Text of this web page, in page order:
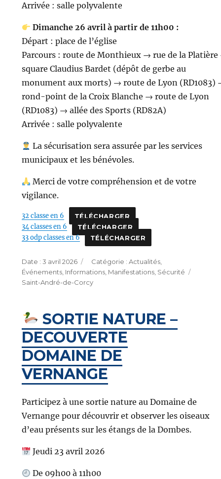
Arrivée : salle polyvalente
Dimanche 26 avril à partir de 11h00 :
Départ : place de l’église
Parcours : route de Monthieux → rue de la
square Claudius Bardet (dépôt de gerbe au
monument aux morts) → route de Lyon (RD1083)
rond-point de la Croix Blanche → route de Lyon
(RD1083) → allée des Sports (RD82A)
Arrivée : salle polyvalente
La sécurisation sera assurée par les services
municipaux et les bénévoles.
Merci de votre compréhension et de votre
vigilance.
32 classe en 6 TÉLÉCHARGER
34 classes en 6 TÉLÉCHARGER
33 odp classes en 6 TÉLÉCHARGER
Publié
le
3 avril 2026 Catégories
Actualités,
Événements, Informations, Manifestations, Sécurité
Saint-André-de-Corcy
SORTIE NATURE –
DECOUVERTE
DOMAINE DE
VERNANGE
Participez à une sortie nature au Domaine de
Vernange pour découvrir et observer les oiseaux
d’eau présents sur les étangs de la Dombes.
Jeudi 23 avril 2026
De 09h00 à 11h00